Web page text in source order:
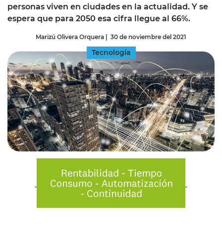
personas viven en ciudades en la actualidad. Y se
espera que para 2050 esa cifra llegue al 66%.
Marizú Olivera Orquera | 30 de noviembre del 2021
Tecnología